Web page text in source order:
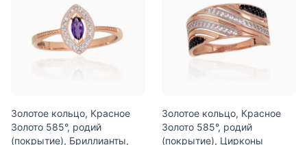
Золотое кольцо, Красное
Золото 585°, родий
(покрытие), Бриллианты,
Золотое кольцо, Красное
Золото 585°, родий
(покрытие), Цирконы